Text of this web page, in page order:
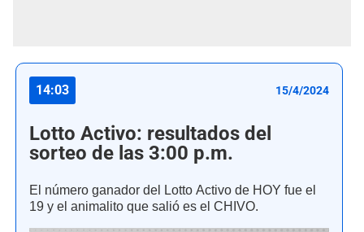
14:03 15/4/2024
Lotto Activo: resultados del
sorteo de las 3:00 p.m.
El número ganador del Lotto Activo de HOY fue el
19 y el animalito que salió es el CHIVO.